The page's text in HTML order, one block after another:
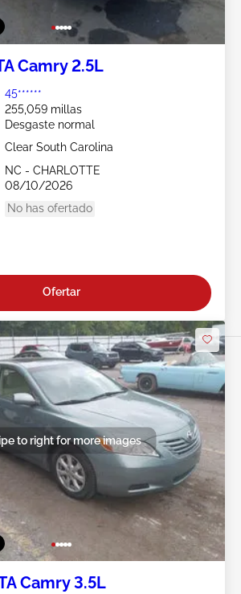
Camry 2.5L
45******
255,059 millas
Desgaste normal
Clear South Carolina
NC - CHARLOTTE
08/10/2026
No has ofertado
Ofertar
to right for more images
Camry 3.5L